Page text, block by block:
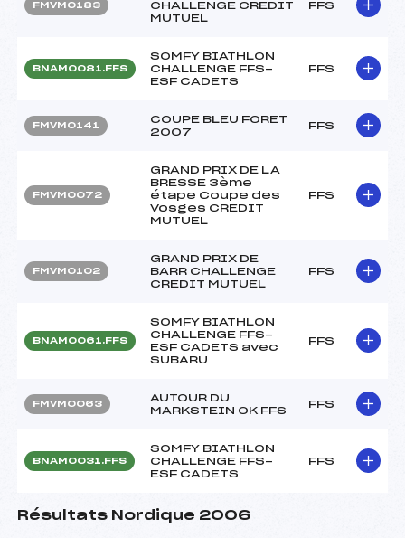
FMVM0183
CHALLENGE CREDIT
MUTUEL
FFS
BNAM0081.FFS
SOMFY BIATHLON
CHALLENGE FFS-
ESF CADETS
FFS
FMVM0141
COUPE BLEU FORET
2007
FFS
FMVM0072
GRAND PRIX DE LA
BRESSE 3ème
étape Coupe des
Vosges CREDIT
MUTUEL
FFS
FMVM0102
GRAND PRIX DE
BARR CHALLENGE
CREDIT MUTUEL
FFS
BNAM0061.FFS
SOMFY BIATHLON
CHALLENGE FFS-
ESF CADETS avec
SUBARU
FFS
FMVM0063
AUTOUR DU
MARKSTEIN OK FFS
FFS
BNAM0031.FFS
SOMFY BIATHLON
CHALLENGE FFS-
ESF CADETS
FFS
Résultats Nordique 2006